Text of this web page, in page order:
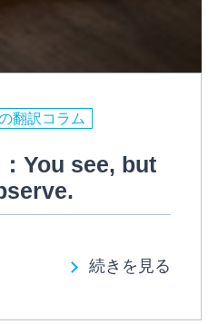
翻訳コラム
You see, but
続きを見る